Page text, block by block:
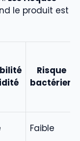
le produit est
Risque
bactérien
Faible